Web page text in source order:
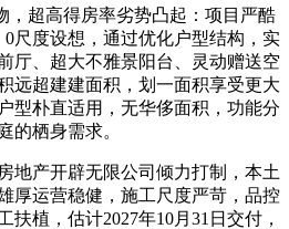
超高得房率劣势凸起：项目严酷
尺度设想，通过优化户型结构，实
厅、超大不雅景阳台、灵动赠送空
远超建建面积，划一面积享受更大
型朴直适用，无华侈面积，功能分
的栖身需求。
产开辟无限公司倾力打制，本土
厚运营稳健，施工尺度严苛，品控
扶植，估计2027年10月31日交付，